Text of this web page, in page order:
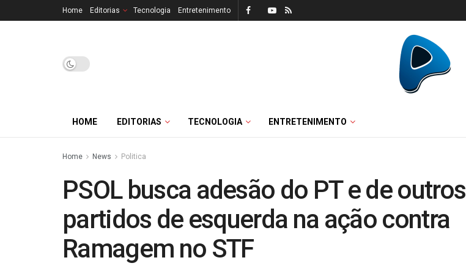
Home Editorias Tecnologia Entretenimento
HOME EDITORIAS TECNOLOGIA ENTRETENIMENTO
Home News Politica
PSOL busca adesão do PT e de outros
partidos de esquerda na ação contra
Ramagem no STF